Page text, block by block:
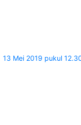
13 Mei 2019 pukul